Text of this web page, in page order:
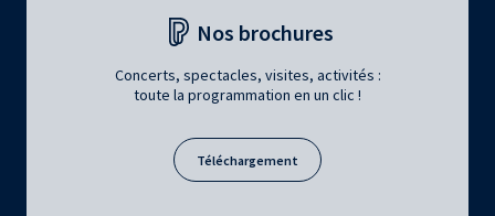
Nos brochures
Concerts, spectacles, visites, activités :
toute la programmation en un clic !
Téléchargement